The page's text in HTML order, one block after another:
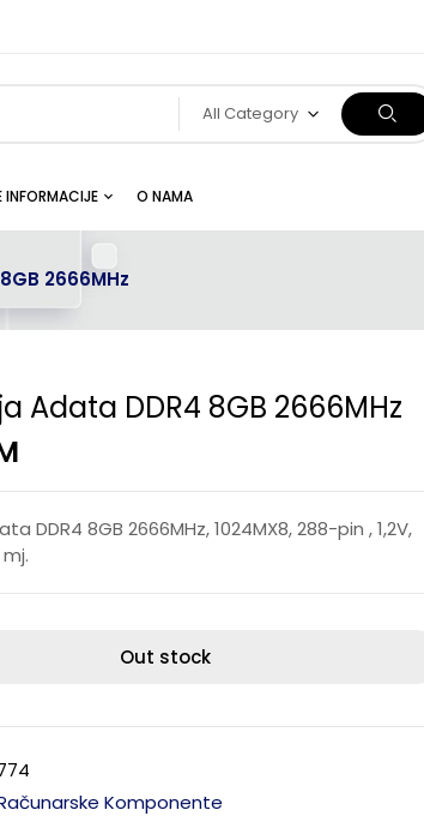
All Category
INFORMACIJE O NAMA
2666MHz
Adata DDR4 8GB 2666MHz
DDR4 8GB 2666MHz, 1024MX8, 288-pin , 1,2V,
Out stock
Komponente